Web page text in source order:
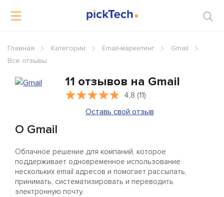
Главная Категории Email-маркетинг
Gmail
Все отзывы
11 отзывов на Gmail
4,8 (11)
Оставь свой отзыв
О Gmail
Облачное решение для компаний, которое
поддерживает одновременное использование
нескольких email адресов и помогает рассылать,
принимать, систематизировать и переводить
электронную почту.